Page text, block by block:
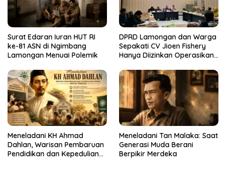
Surat Edaran Iuran HUT RI
ke-81 ASN di Ngimbang
Lamongan Menuai Polemik
DPRD Lamongan dan Warga
Sepakati CV Jioen Fishery
Hanya Diizinkan Operasikan
Meneladani KH Ahmad
Dahlan, Warisan Pembaruan
Pendidikan dan Kepedulian
Meneladani Tan Malaka: Saat
Generasi Muda Berani
Berpikir Merdeka